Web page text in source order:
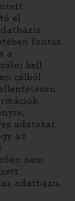
el
fontos
a
kell
célból
adatokat
az
nem
adatbázis